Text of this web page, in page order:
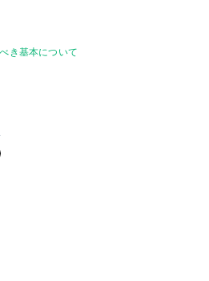
き基本について